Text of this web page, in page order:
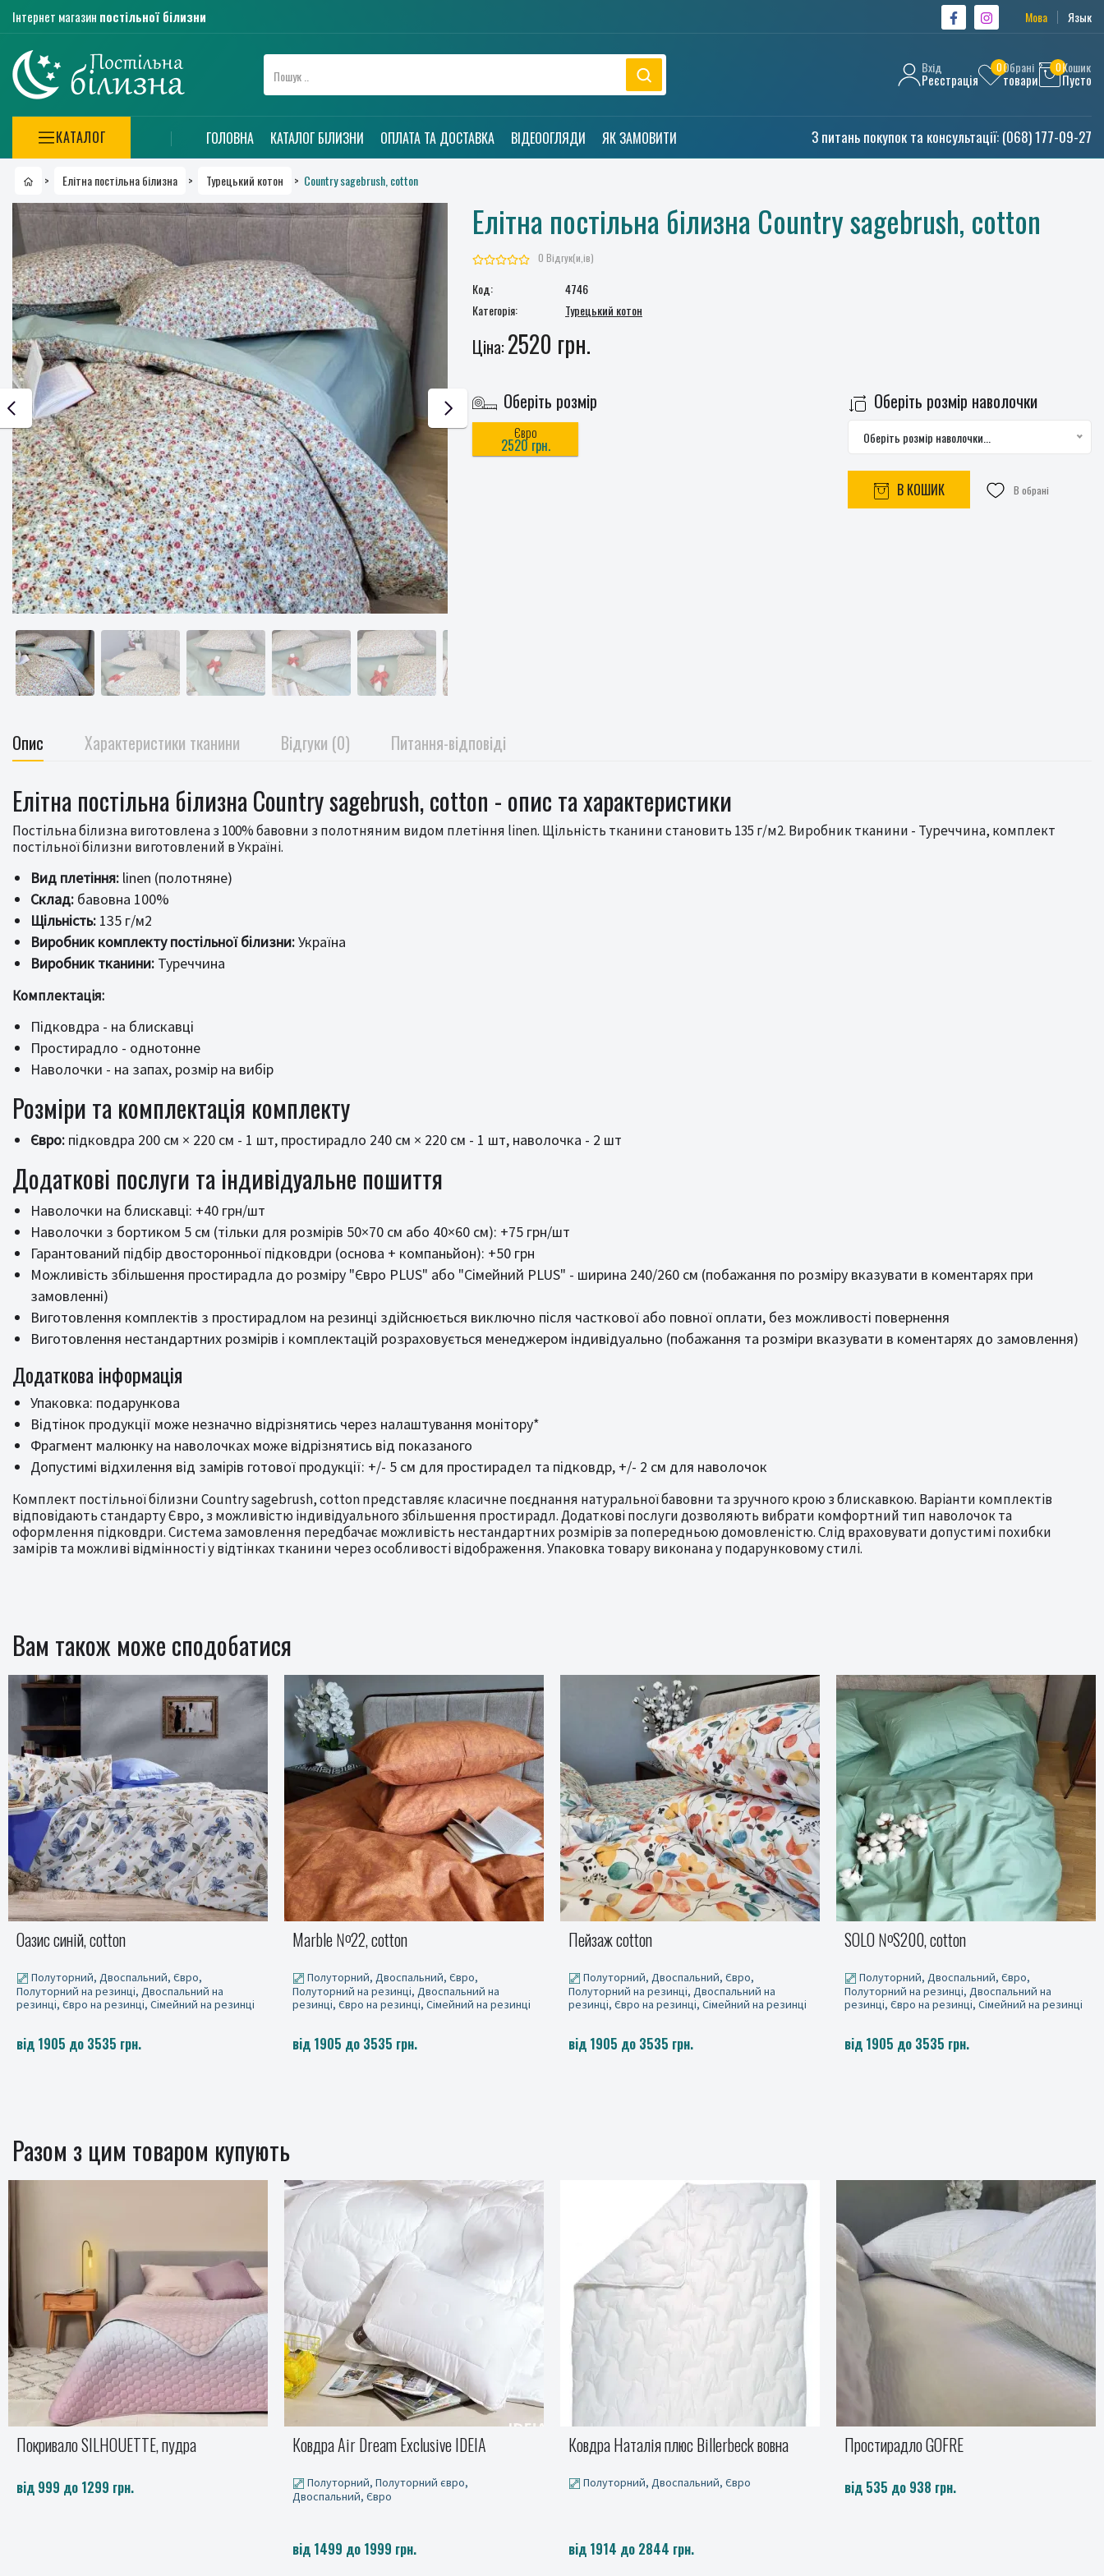
Інтернет магазин постільної білизни Мова Язык
Вхід
Реєстрація
0Обрані
товари
0Кошик
Пусто
КАТАЛОГ ГОЛОВНА КАТАЛОГ БІЛИЗНИ ОПЛАТА ТА ДОСТАВКА ВІДЕООГЛЯДИ ЯК ЗАМОВИТИ З питань покупок та консультації: (068) 177-09-27
> Елітна постільна білизна > Турецький котон > Country sagebrush, cotton
Елітна постільна білизна Country sagebrush, cotton
0 Відгук(и,ів)
Код:
4746
Категорія:
Турецький котон
Ціна:2520 грн.
Оберіть розмір
Євро
2520 грн.
Оберіть розмір наволочки
Оберіть розмір наволочки...
В КОШИК В обрані
Опис Характеристики тканини Відгуки (0) Питання-відповіді
Елітна постільна білизна Country sagebrush, cotton - опис та характеристики
Постільна білизна виготовлена з 100% бавовни з полотняним видом плетіння linen. Щільність тканини становить 135 г/м2. Виробник тканини - Туреччина, комплект
постільної білизни виготовлений в Україні.
Вид плетіння: linen (полотняне)
Склад: бавовна 100%
Щільність: 135 г/м2
Виробник комплекту постільної білизни:Україна
Виробник тканини: Туреччина
Комплектація:
Підковдра - на блискавці
Простирадло - однотонне
Наволочки - на запах, розмір на вибір
Розміри та комплектація комплекту
Євро: підковдра 200 см × 220 см - 1 шт, простирадло 240 см × 220 см - 1 шт, наволочка - 2 шт
Додаткові послуги та індивідуальне пошиття
Наволочки на блискавці: +40 грн/шт
Наволочки з бортиком 5 см (тільки для розмірів 50×70 см або 40×60 см): +75 грн/шт
Гарантований підбір двосторонньої підковдри (основа + компаньйон): +50 грн
Можливість збільшення простирадла до розміру "Євро PLUS" або "Сімейний PLUS" - ширина 240/260 см (побажання по розміру вказувати в коментарях при
замовленні)
Виготовлення комплектів з простирадлом на резинці здійснюється виключно після часткової або повної оплати, без можливості повернення
Виготовлення нестандартних розмірів і комплектацій розраховується менеджером індивідуально (побажання та розміри вказувати в коментарях до замовлення)
Додаткова інформація
Упаковка: подарункова
Відтінок продукції може незначно відрізнятись через налаштування монітору*
Фрагмент малюнку на наволочках може відрізнятись від показаного
Допустимі відхилення від замірів готової продукції: +/- 5 см для простирадел та підковдр, +/- 2 см для наволочок
Комплект постільної білизни Country sagebrush, cotton представляє класичне поєднання натуральної бавовни та зручного крою з блискавкою. Варіанти комплектів
відповідають стандарту Євро, з можливістю індивідуального збільшення простирадл. Додаткові послуги дозволяють вибрати комфортний тип наволочок та
оформлення підковдри. Система замовлення передбачає можливість нестандартних розмірів за попередньою домовленістю. Слід враховувати допустимі похибки
замірів та можливі відмінності у відтінках тканини через особливості відображення. Упаковка товару виконана у подарунковому стилі.
Вам також може сподобатися
Оазис синій, cotton
Полуторний, Двоспальний, Євро,
Полуторний на резинці, Двоспальний на
резинці, Євро на резинці, Сімейний на резинці
від 1905 до 3535 грн.
Marble №22, cotton
Полуторний, Двоспальний, Євро,
Полуторний на резинці, Двоспальний на
резинці, Євро на резинці, Сімейний на резинці
від 1905 до 3535 грн.
Пейзаж cotton
Полуторний, Двоспальний, Євро,
Полуторний на резинці, Двоспальний на
резинці, Євро на резинці, Сімейний на резинці
від 1905 до 3535 грн.
SOLO №S200, cotton
Полуторний, Двоспальний, Євро,
Полуторний на резинці, Двоспальний на
резинці, Євро на резинці, Сімейний на резинці
від 1905 до 3535 грн.
Разом з цим товаром купують
Покривало SILHOUETTE, пудра
від 999 до 1299 грн.
Ковдра Air Dream Exclusive IDEIA
Полуторний, Полуторний євро,
Двоспальний, Євро
від 1499 до 1999 грн.
Ковдра Наталія плюс Billerbeck вовна
Полуторний, Двоспальний, Євро
від 1914 до 2844 грн.
Простирадло GOFRE
від 535 до 938 грн.